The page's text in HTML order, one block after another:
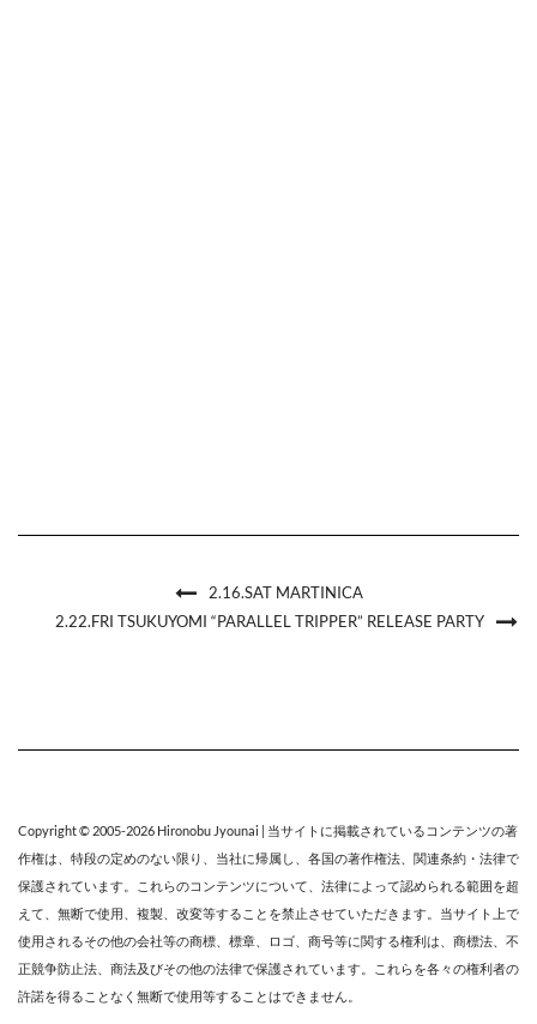
2.16.SAT MARTINICA
2.22.FRI TSUKUYOMI “PARALLEL TRIPPER” RELEASE PARTY
Copyright © 2005-2026 Hironobu Jyounai | 当サイトに掲載されているコンテンツの著
作権は、特段の定めのない限り、 当社に帰属し、各国の著作権法、関連条約・法律で
保護されています。これらのコンテンツについて、法律によって認められる範囲を超
えて、無断で使用、複製、改変等することを禁止させていただきます。当サイト上で
使用されるその他の会社等の商標、標章、ロゴ、商号等に関する権利は、商標法、不
正競争防止法、商法及びその他の法律で保護されています。これらを各々の権利者の
許諾を得ることなく無断で使用等することはできません。